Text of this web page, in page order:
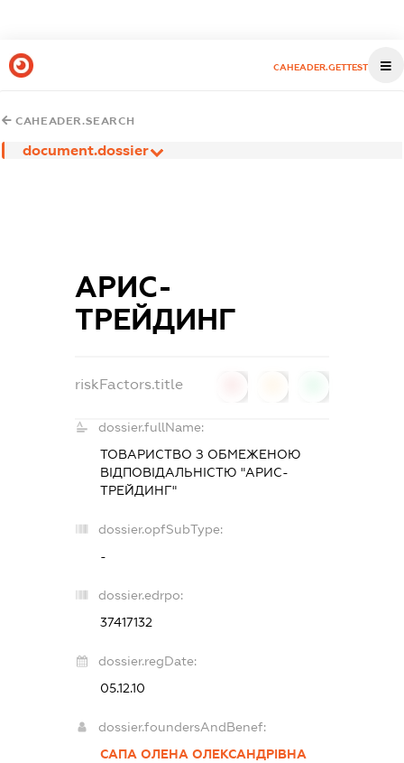
CAHEADER.GETTEST
CAHEADER.SEARCH
document.dossier
АРИС-
ТРЕЙДИНГ
riskFactors.title
dossier.fullName:
ТОВАРИСТВО З ОБМЕЖЕНОЮ
ВІДПОВІДАЛЬНІСТЮ "АРИС-
ТРЕЙДИНГ"
dossier.opfSubType:
-
dossier.edrpo:
37417132
dossier.regDate:
05.12.10
dossier.foundersAndBenef:
САПА ОЛЕНА ОЛЕКСАНДРІВНА